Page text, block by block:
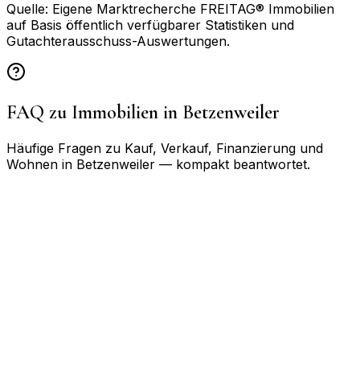
Quelle: Eigene Marktrecherche FREITAG® Immobilien
auf Basis öffentlich verfügbarer Statistiken und
Gutachterausschuss-Auswertungen.
FAQ zu Immobilien in Betzenweiler
Häufige Fragen zu Kauf, Verkauf, Finanzierung und
Wohnen in Betzenweiler — kompakt beantwortet.